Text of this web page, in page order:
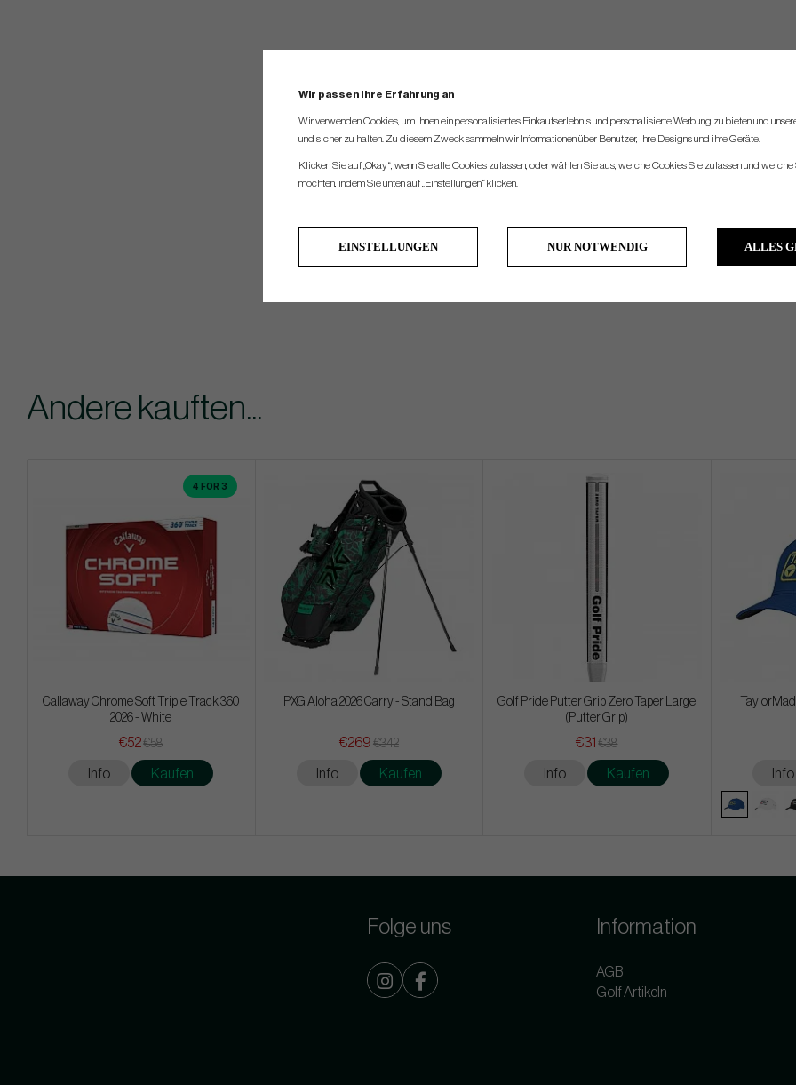
Andere kauften...
4 FOR 3
Callaway Chrome Soft Triple Track 360
2026 - White
€52€58
Info Kaufen
PXG Aloha 2026 Carry - Stand Bag
€269 €342
Info Kaufen
Golf Pride Putter Grip Zero Taper Large
(Putter Grip)
€31 €38
Info Kaufen Info
Folge uns Information
AGB
Golf Artikeln
Wir passen Ihre Erfahrung an
Wir verwenden Cookies, um Ihnen ein personalisiertes Einkaufserlebnis und personalisierte Werbung zu bieten und
und sicher zu halten. Zu diesem Zweck sammeln wir Informationen über Benutzer, ihre Designs und ihre Geräte.
Klicken Sie auf „Okay“, wenn Sie alle Cookies zulassen, oder wählen Sie aus, welche Cookies Sie zulassen und
möchten, indem Sie unten auf „Einstellungen“ klicken.
EINSTELLUNGEN NUR NOTWENDIG ALLES